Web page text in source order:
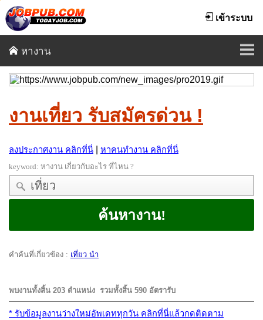
เข้าระบบ
หางาน
งานเที่ยว รับสมัครด่วน !
ลงประกาศงาน คลิกที่นี่ หาคนทำงาน คลิกที่นี่
keyword: หางาน เกี่ยวกับอะไร ที่ไหน ?
คำค้นที่เกี่ยวข้อง : เที่ยว นำ
พบงานทั้งสิ้น 203 ตำแหน่ง รวมทั้งสิ้น 590 อัตรารับ
* รับข้อมูลงานว่างใหม่อัพเดททุกวัน คลิกที่นี่แล้วกดติดตาม